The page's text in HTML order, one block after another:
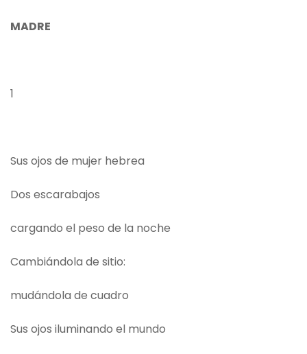
MADRE
1
Sus ojos de mujer hebrea
Dos escarabajos
cargando el peso de la noche
Cambiándola de sitio:
mudándola de cuadro
Sus ojos iluminando el mundo